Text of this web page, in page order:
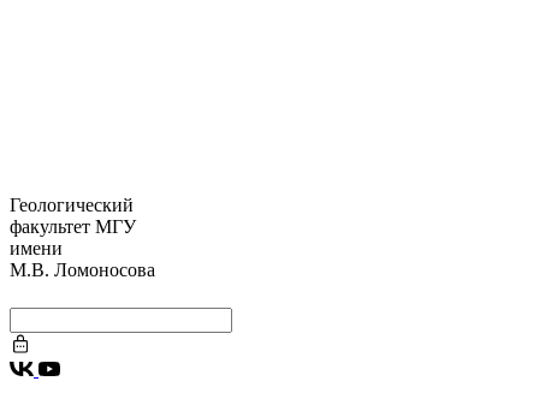
Геологический
факультет МГУ
имени
М.В. Ломоносова